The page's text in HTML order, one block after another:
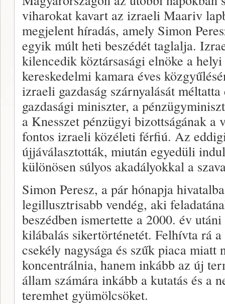
viharokat kavart az izraeli Maariv
megjelent híradás, amely Simon
egyik múlt heti beszédét taglalja.
kilencedik köztársasági elnöke a helyi
kereskedelmi kamara éves
izraeli gazdaság szárnyalását
gazdasági miniszter, a
a Knesszet pénzügyi bizottságának a
fontos izraeli közéleti férfiú. Az
újjáválasztották, miután egyedüli
különösen súlyos akadályokkal a
Simon Peresz, a pár hónapja
legillusztrisabb vendég, aki
beszédben ismertette a 2000. év
kilábalás sikertörténetét. Felhívta rá
csekély nagysága és szűk piaca miatt
koncentrálnia, hanem inkább az új
állam számára inkább a kutatás és a
teremhet gyümölcsöket.